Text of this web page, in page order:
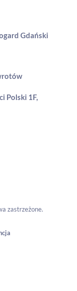
Gdański
Polski 1F,
zastrzeżone.